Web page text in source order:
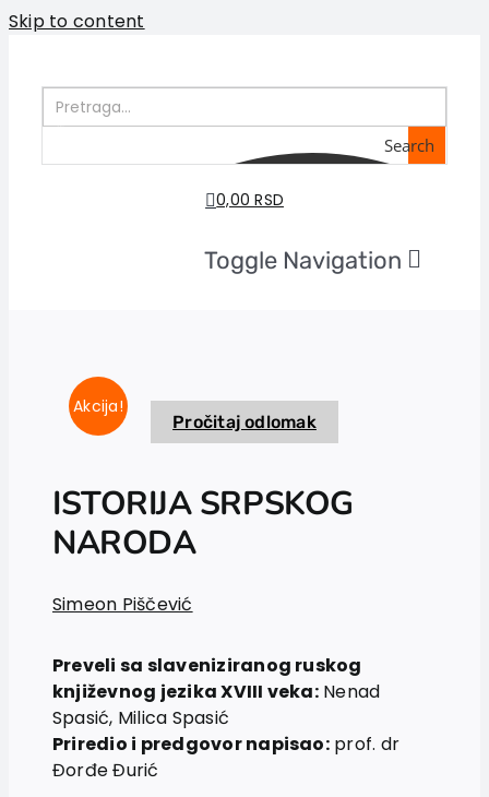
Skip to content
Search
0,00 RSD
Toggle Navigation
Books
In preparation
Sale
News
EU PROJECTS
Akcija!
Pročitaj odlomak
ISTORIJA SRPSKOG
NARODA
Simeon Piščević
Preveli sa slaveniziranog ruskog
književnog jezika XVIII veka:Nenad
Spasić, Milica Spasić
Priredio i predgovor napisao:prof. dr
Đorđe Đurić